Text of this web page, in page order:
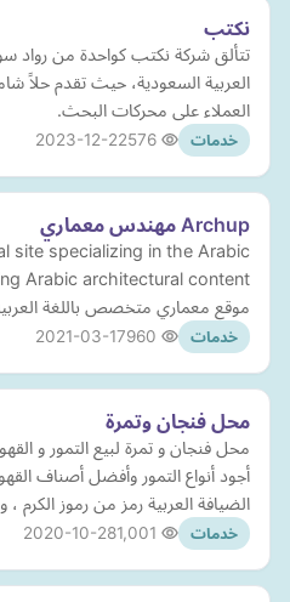
نكتب
تتألق شركة نكتب كواحدة من رواد
العربية السعودية، حيث تقدم حلاً
العملاء على محركات البحث.
خدمات 2023-12-22
Archup مهندس معماري
site specializing in the Arabic
موقع معماري متخصص باللغة
خدمات 2021-03-17
محل فنجان وتمرة
محل فنجان و تمرة لبيع التمور و
أجود أنواع التمور وأفضل أصناف
الضيافة العربية رمز من رموز الكرم ،
خدمات 2020-10-28